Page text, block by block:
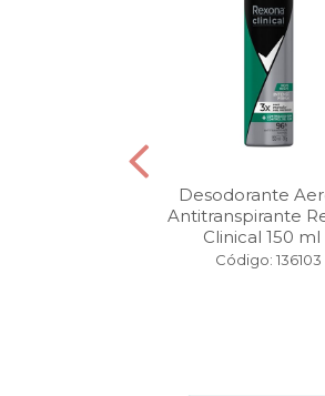
Desodorante
Antitranspirante
Clinical 150 ml
Código: 136103